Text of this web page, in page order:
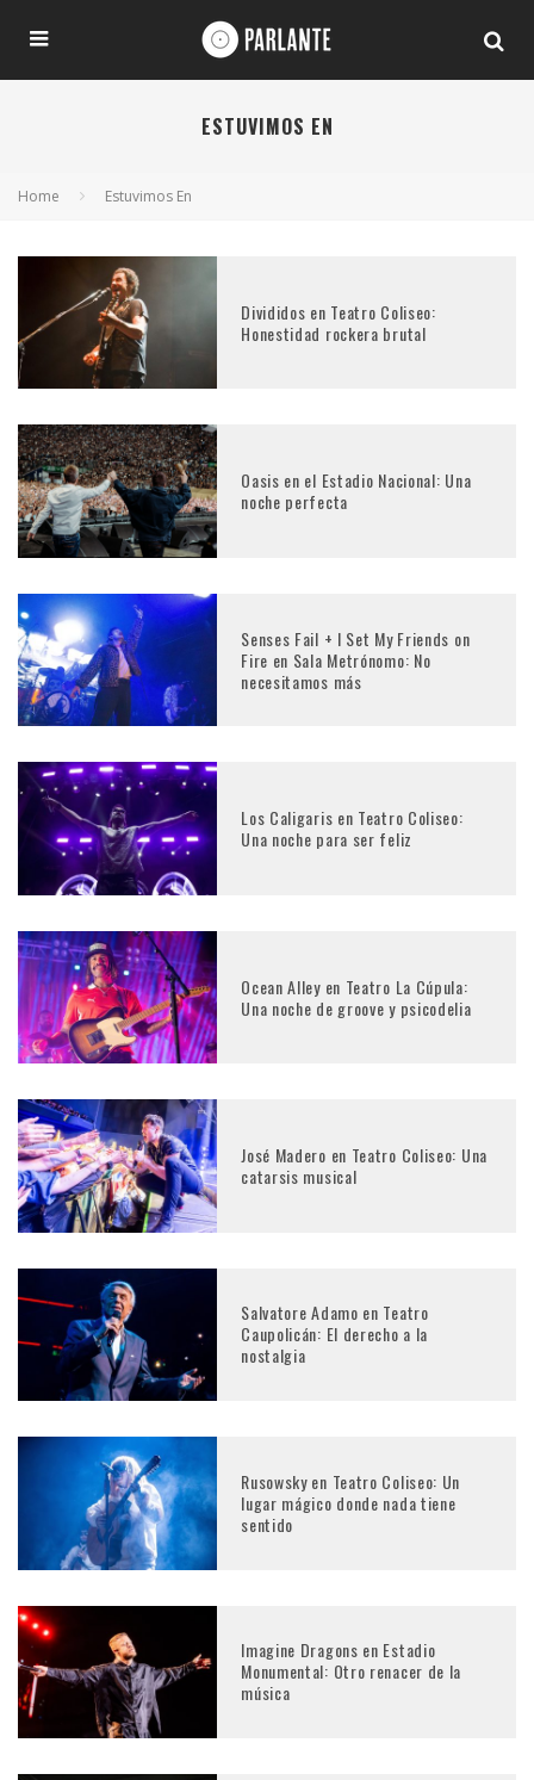
ESTUVIMOS EN
Home Estuvimos En
Divididos en Teatro Coliseo:
Honestidad rockera brutal
Oasis en el Estadio Nacional: Una
noche perfecta
Senses Fail + I Set My Friends on
Fire en Sala Metrónomo: No
necesitamos más
Los Caligaris en Teatro Coliseo:
Una noche para ser feliz
Ocean Alley en Teatro La Cúpula:
Una noche de groove y psicodelia
José Madero en Teatro Coliseo: Una
catarsis musical
Salvatore Adamo en Teatro
Caupolicán: El derecho a la
nostalgia
Rusowsky en Teatro Coliseo: Un
lugar mágico donde nada tiene
sentido
Imagine Dragons en Estadio
Monumental: Otro renacer de la
música